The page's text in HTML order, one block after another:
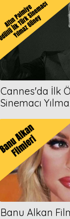
Cannes'da İlk
Sinemacı
Banu Alkan